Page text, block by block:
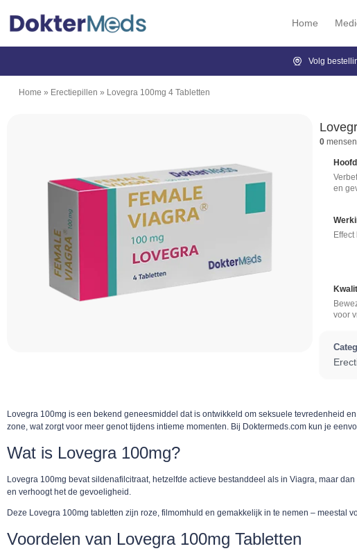
Home
Volg
Home » Erectiepillen » Lovegra 100mg 4 Tabletten
0
en
voor
Lovegra 100mg is een bekend geneesmiddel dat is ontwikkeld om seksuele tevredenheid
zone, wat zorgt voor meer genot tijdens intieme momenten. Bij Doktermeds.com kun je
Wat is Lovegra 100mg?
Lovegra 100mg bevat sildenafilcitraat, hetzelfde actieve bestanddeel als in Viagra, maar
en verhoogt het de gevoeligheid.
Deze Lovegra 100mg tabletten zijn roze, filmomhuld en gemakkelijk in te nemen – meestal
Voordelen van Lovegra 100mg Tabletten